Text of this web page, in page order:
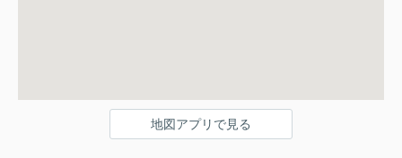
地図アプリで見る